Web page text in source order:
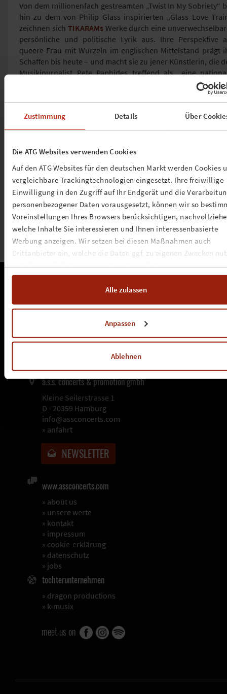
Zustimmung Details Über
Die ATG Websites verwenden Cookies
Auf den ATG Websites für den deutschen Markt werden Cookies
vergleichbare Trackingtechnologien eingesetzt. Ihre freiwillige
Einwilligung in den Zugriff auf Ihr Endgerät und die
personenbezogener Daten vorausgesetzt, können wir so
Voreinstellungen Ihres Browsers berücksichtigen,
welche Inhalte Sie interessieren und Ihnen interessenbasierte
Werbung anzeigen. Wir setzen bei diesen Maßnahmen auch
Drittanbieter ein, welche die Daten ggf. zu eigenen Zwecken
und diese möglicherweise mit weiteren Daten zusammen
führen. Weitere Informationen, insbesondere zur Speicherdauer,
Cookie-Erklärungsowie zur Verarbeitung,
insbesondere zu Ihren Widerrufsmöglichkeiten und weiteren
Alle zulassen
Anpassen
Ablehnen
Von dem millionenfach gestreamten „Twist In My Sobriety“
hin zu dem von Philip Glass inspirierten „Glass Love
zeichnen sich TIKARAMs Werke durch eine
persönliche und politische Lyrik aus. Ihre Perspektive
queere Frau mit Wurzeln im englischen Mittelstand prägt
Schaffen bis heute – und macht sie zu jener Künstlerin, die
Musikjournalist Pete Paphides treffend als „eine
a.s.s. concerts & promotion gmbh
Kleine Seilerstrasse 1
D - 20359 Hamburg
info@assconcerts.com
» anfahrt
NEWSLETTER
www.assconcerts.com
» about us
» unsere werte
» kontakt
» impressum
» cookie-erklärung
» datenschutz
» jobs
tochterunternehmen
» dragon productions
» k-musix
meet us on